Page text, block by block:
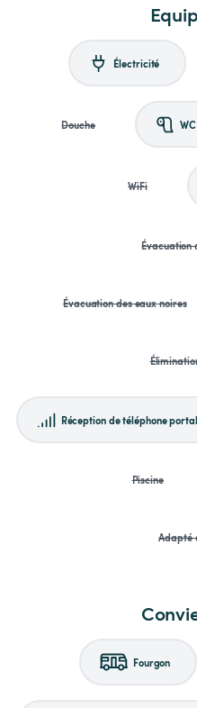
Électricité
Douche WC
WiFi
Évacuation
Évacuation des eaux noires
Réception de téléphone
Piscine
Adapté
Fourgon